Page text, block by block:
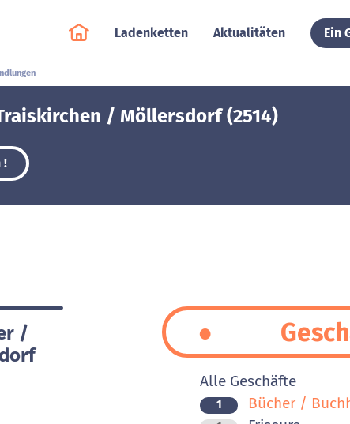
Ladenketten Aktualitäten Ein
/ Möllersdorf (2514)
!
/
Alle Geschäfte
1 Bücher /